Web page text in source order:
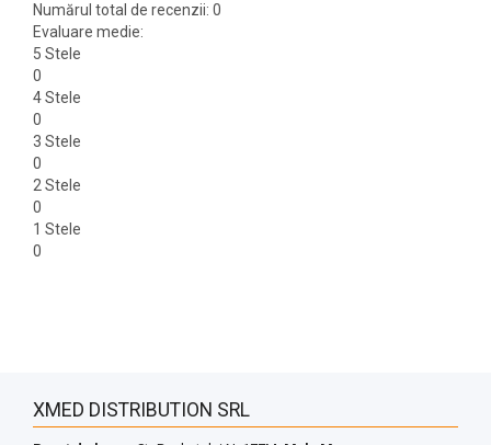
Numărul total de recenzii: 0
Evaluare medie:
5 Stele
0
4 Stele
0
3 Stele
0
2 Stele
0
1 Stele
0
XMED DISTRIBUTION SRL